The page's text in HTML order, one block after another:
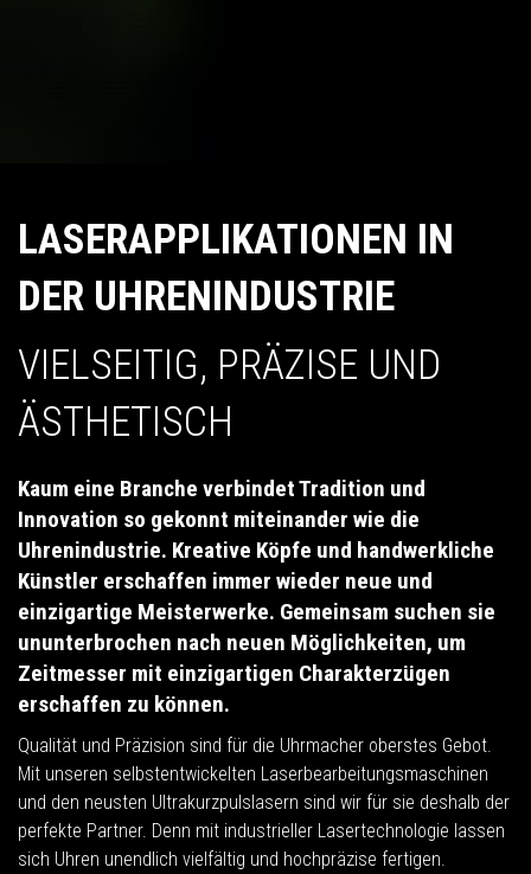
LASERAPPLIKATIONEN IN
DER UHRENINDUSTRIE
VIELSEITIG, PRÄZISE UND
ÄSTHETISCH
Kaum eine Branche verbindet Tradition und
Innovation so gekonnt miteinander wie die
Uhrenindustrie. Kreative Köpfe und handwerkliche
Künstler erschaffen immer wieder neue und
einzigartige Meisterwerke. Gemeinsam suchen sie
ununterbrochen nach neuen Möglichkeiten, um
Zeitmesser mit einzigartigen Charakterzügen
erschaffen zu können.
Qualität und Präzision sind für die Uhrmacher oberstes Gebot.
Mit unseren selbstentwickelten Laserbearbeitungsmaschinen
und den neusten Ultrakurzpulslasern sind wir für sie deshalb der
perfekte Partner. Denn mit industrieller Lasertechnologie lassen
sich Uhren unendlich vielfältig und hochpräzise fertigen.